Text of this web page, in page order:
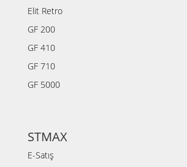
Elit Retro
GF 200
GF 410
GF 710
GF 5000
STMAX
E-Satış